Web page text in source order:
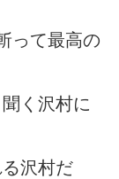
って最高の
く沢村に
沢村だ